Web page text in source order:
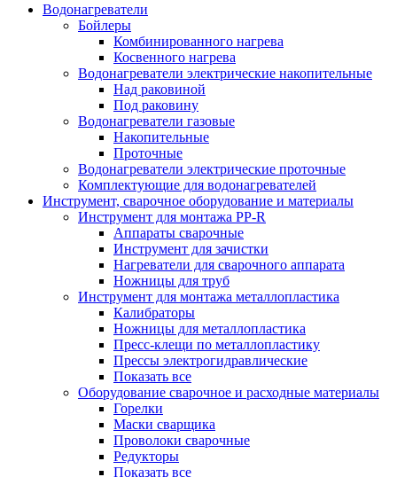
Водонагреватели
Бойлеры
Комбинированного нагрева
Косвенного нагрева
Водонагреватели электрические накопительные
Над раковиной
Под раковину
Водонагреватели газовые
Накопительные
Проточные
Водонагреватели электрические проточные
Комплектующие для водонагревателей
Инструмент, сварочное оборудование и материалы
Инструмент для монтажа PP-R
Аппараты сварочные
Инструмент для зачистки
Нагреватели для сварочного аппарата
Ножницы для труб
Инструмент для монтажа металлопластика
Калибраторы
Ножницы для металлопластика
Пресс-клещи по металлопластику
Прессы электрогидравлические
Показать все
Оборудование сварочное и расходные материалы
Горелки
Маски сварщика
Проволоки сварочные
Редукторы
Показать все